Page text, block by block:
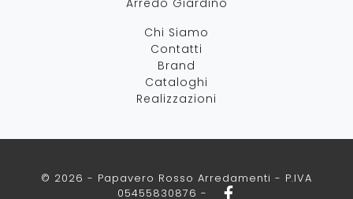
Chi Siamo
Contatti
Brand
Cataloghi
Realizzazioni
© 2026 - Papavero Rosso Arredamenti - P.IVA
05455830876 -